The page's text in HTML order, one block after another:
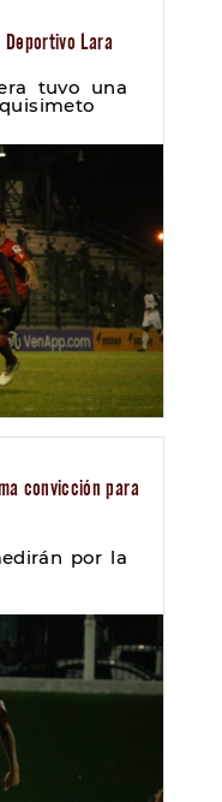
Lara
tuvo una
convicción para
por la